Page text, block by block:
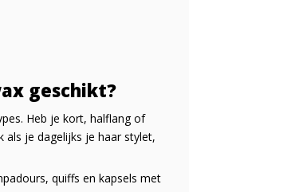
geschikt?
Heb je kort, halflang of
als je dagelijks je haar stylet,
quiffs en kapsels met